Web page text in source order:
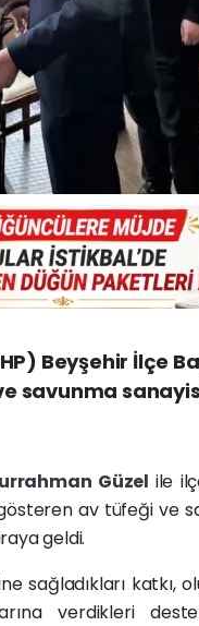
Beyşehir İlçe
savunma
Güzel ile
av tüfeği ve
geldi.
sağladıkları katkı,
verdikleri